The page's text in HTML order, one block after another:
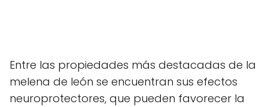
Entre las propiedades más destacadas de la
melena de león se encuentran sus efectos
neuroprotectores, que pueden favorecer la